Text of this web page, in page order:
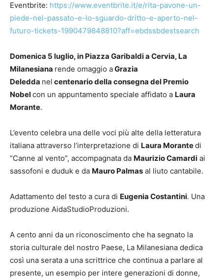
Eventbrite: https://www.eventbrite.it/e/rita-pavone-un-
piede-nel-passato-e-lo-sguardo-dritto-e-aperto-nel-
futuro-tickets-1990479848810?aff=ebdssbdestsearch
Domenica 5 luglio, in Piazza Garibaldi a Cervia, La
Milanesiana rende omaggio aGrazia
Deledda nel centenario della consegna del Premio
Nobelcon un appuntamento speciale affidato a Laura
Morante.
L’evento celebra una delle voci più alte della letteratura
italiana attraverso l’interpretazione di Laura Morantedi
“Canne al vento”, accompagnata da Maurizio Camardi ai
sassofoni e duduk e da Mauro Palmas al liuto cantabile.
Adattamento del testo a cura di Eugenia Costantini. Una
produzione AidaStudioProduzioni.
A cento anni da un riconoscimento che ha segnato la
storia culturale del nostro Paese, La Milanesiana dedica
così una serata a una scrittrice che continua a parlare al
presente, un esempio per intere generazioni di donne,